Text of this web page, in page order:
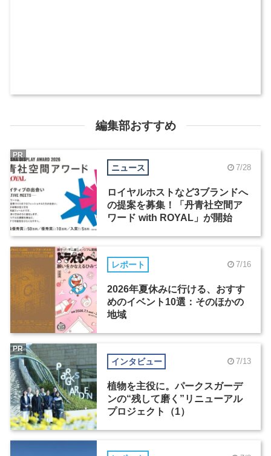
編集部おすすめ
ニュース 7/28
ロイヤルホストなど3ブランドへ
の提案を募集！「丹青社空間ア
ワード with ROYAL」が開始
PR
レポート 7/16
2026年夏休みに行ける、おすす
めのイベント10選：そのほかの
地域
インタビュー 7/13
植物を主役に。パークスガーデ
ンの“残して磨く”リニューアル
プロジェクト（1）
PR